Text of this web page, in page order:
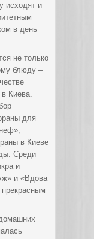
исходят и
в день
не только
блюду –
Киева.
для
в Киеве
Среди
и
и «Вдова